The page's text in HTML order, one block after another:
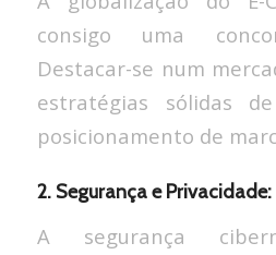
consigo uma
Destacar-se num
estratégias sólidas
posicionamento de
2. Segurança e Privacidade:
A segurança